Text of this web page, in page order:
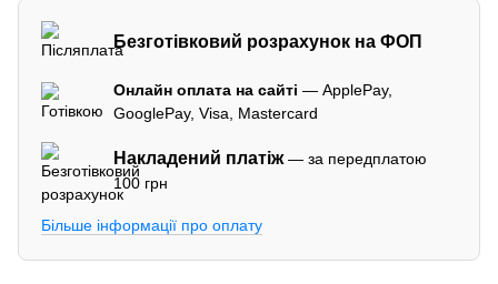
Безготівковий розрахунок на ФОП
Онлайн оплата на сайті — ApplePay,
GooglePay, Visa, Mastercard
Накладений платіж— за передплатою
100 грн
Більше інформації про оплату